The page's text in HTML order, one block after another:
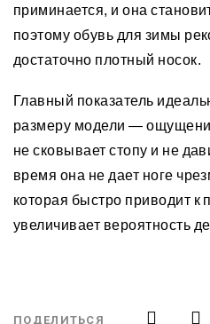
приминается, и она
поэтому обувь для зимы
достаточно плотный носок.
Главный показатель
размеру модели —
не сковывает стопу и не
время она не дает ноге
которая быстро приводит к
увеличивает вероятность
ПОДЕЛИТЬСЯ